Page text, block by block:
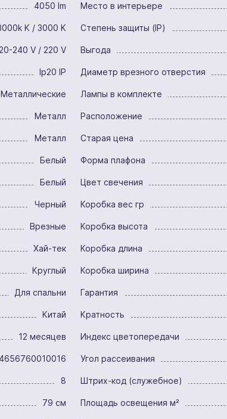
4050 lm
K / 3000 K
240 V / 220 V
Ip20 IP
Металлические
Металл
Металл
Белый
Белый
Черный
Врезные
Хай-тек
Круглый
Для спальни
Китай
12 месяцев
4656760010016
8
79 см
Место в интерьере
Степень защиты (IP)
Выгода
Диаметр врезного отверстия
Лампы в комплекте
Расположение
Старая цена
Форма плафона
Цвет свечения
Коробка вес гр
Коробка высота
Коробка длина
Коробка ширина
Гарантия
Кратность
Индекс цветопередачи
Угол рассеивания
Штрих-код (служебное)
Площадь освещения м²